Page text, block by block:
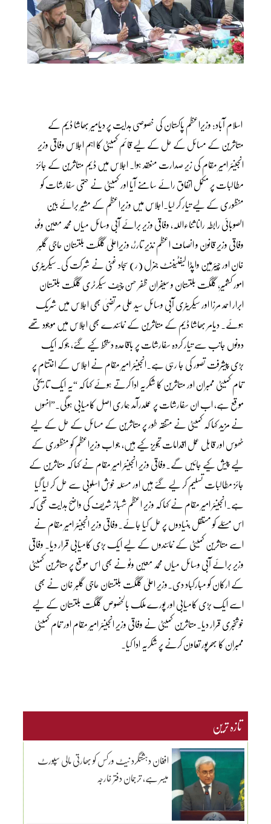
اسلام آباد: وزیراعظم پاکستان کی خصوصی ہدایت پر دیامیر بھاشا ڈیم کے
متاثرین کے مسائل کے حل کے لیے قائم کمیٹی کا اہم اجلاس وفاقی وزیر
انجینئر امیر مقام کی زیر صدارت منعقد ہوا۔ اجلاس میں ڈیم متاثرین کے جائز
مطالبات پر مکمل اتفاق رائے سامنے آیا اور کمیٹی نے حتمی سفارشات کو
منظوری کے لیے تیار کر لیا۔اجلاس میں وزیراعظم کے مشیر برائے بین
الصوبائی رابطہ رانا ثناءاللہ، وفاقی وزیر برائے آبی وسائل میاں محمد معین وٹو،
وفاقی وزیر قانون و انصاف اعظم نذیر تارڑ، وزیراعلیٰ گلگت بلتستان حاجی گلبر
خان اور چیئرمین واپڈا لیفٹیننٹ جنرل (ر) سجاد غنی نے شرکت کی۔سیکریٹری
امور کشمیر، گلگت بلتستان و سیفران ظفر حسن چیف سیکرٹری گلگت بلتستان
ابرار احمد مرزا اور سیکریٹری آبی وسائل سید علی مرتضیٰ بھی اجلاس میں شریک
ہوئے۔ دیامر بھاشا ڈیم کے متاثرین کے نمائندے بھی اجلاس میں موجود تھے
دونوں جانب سے تیار کردہ سفارشات پر باقاعدہ دستخط کیے گئے، جو کہ ایک
بڑی پیشرفت تصور کی جا رہی ہے۔انجینئر امیر مقام نے اجلاس کے اختتام پر
تمام کمیٹی ممبران اور متاثرین کا شکریہ ادا کرتے ہوئے کہا کہ “یہ ایک تاریخی
موقع ہے، اب ان سفارشات پر عملدرآمد ہماری اصل کامیابی ہوگی۔”انہوں
نے مزید کہا کہ کمیٹی نے متفقہ طور پر متاثرین کے مسائل کے حل کے لیے
ٹھوس اور قابل عمل اقدامات تجویز کیے ہیں، جو اب وزیراعظم کو منظوری کے
لیے پیش کیے جائیں گے۔وفاقی وزیر انجینئر امیر مقام نے کہا کہ متاثرین کے
جائز مطالبات تسلیم کر لیے گئے ہیں اور مسئلہ خوش اسلوبی سے حل کر لیا گیا
ہے۔انجینئر امیر مقام نے کہا کہ وزیر اعظم شہباز شریف کی واضح ہدایت تھی کہ
اس مسئلے کو مستقل بنیادوں پر حل کیا جائے۔وفاقی وزیر انجینئر امیر مقام نے
اسے متاثرین کمیٹی کے نمائندوں کے لیے ایک بڑی کامیابی قرار دیا. وفاقی
وزیر برائے آبی وسائل میاں محمد معین وٹو نے بھی اس موقع پر متاثرین کمیٹی
کے ارکان کو مبارکباد دی۔وزیر اعلیٰ گلگت بلتستان حاجی گلبر خان نے بھی
اسے ایک بڑی کامیابی اور پورے ملک بالخصوص گلگت بلتستان کے لیے
خوشخبری قرار دیا۔متاثرین کمیٹی نے وفاقی وزیر انجینئر امیر مقام اور تمام کمیٹی
ممبران کا بھرپور تعاون کرنے پر شکریہ ادا کیا۔
تازہ ترین
افغان دہشتگرد نیٹ ورکس کو بھارتی مالی سپورٹ
میسر ہے، ترجمان دفتر خارجہ